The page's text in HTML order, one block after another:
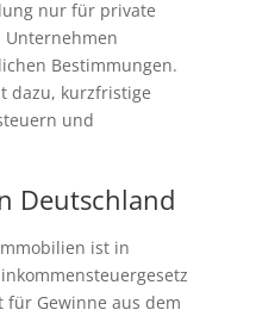
nur für private
Unternehmen
Bestimmungen.
dazu, kurzfristige
und
Deutschland
ist in
für Gewinne aus dem